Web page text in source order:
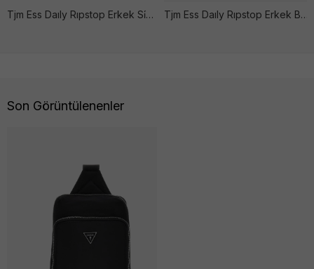
Tjm Ess Daıly Rıpstop Erkek Si̇yah Çanta Tjm Ess Daıly Rıpstop Erkek Bej Çanta
Son Görüntülenenler